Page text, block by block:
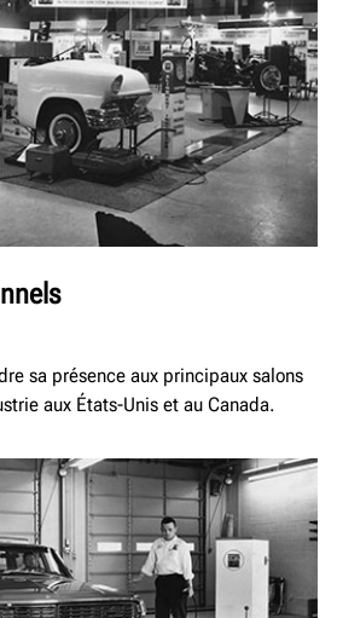
sa présence aux principaux salons
aux États-Unis et au Canada.